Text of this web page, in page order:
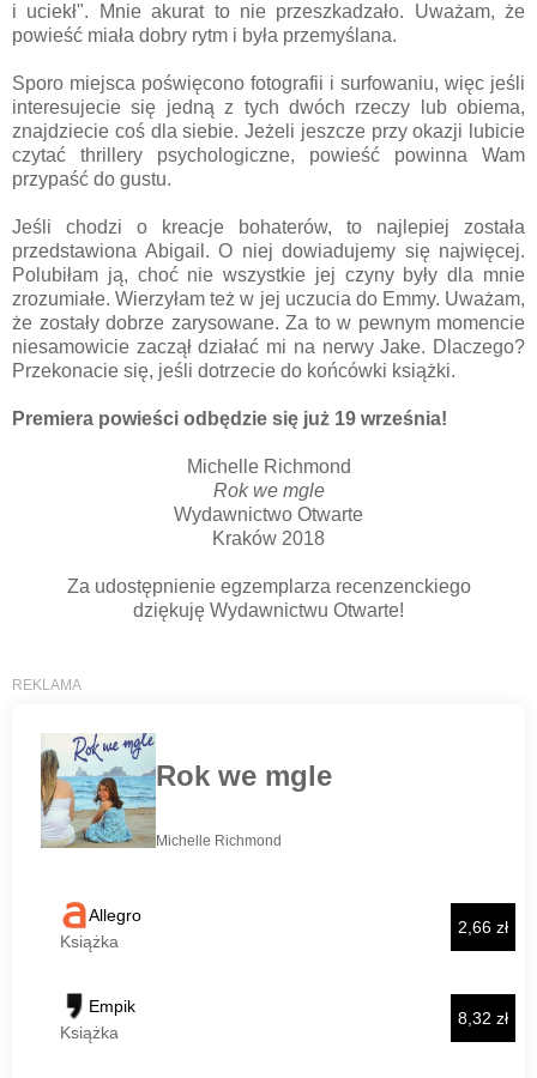
i uciekł". Mnie akurat to nie przeszkadzało. Uważam, że
powieść miała dobry rytm i była przemyślana.
Sporo miejsca poświęcono fotografii i surfowaniu, więc jeśli
interesujecie się jedną z tych dwóch rzeczy lub obiema,
znajdziecie coś dla siebie. Jeżeli jeszcze przy okazji lubicie
czytać thrillery psychologiczne, powieść powinna Wam
przypaść do gustu.
Jeśli chodzi o kreacje bohaterów, to najlepiej została
przedstawiona Abigail. O niej dowiadujemy się najwięcej.
Polubiłam ją, choć nie wszystkie jej czyny były dla mnie
zrozumiałe. Wierzyłam też w jej uczucia do Emmy. Uważam,
że zostały dobrze zarysowane. Za to w pewnym momencie
niesamowicie zaczął działać mi na nerwy Jake. Dlaczego?
Przekonacie się, jeśli dotrzecie do końcówki książki.
Premiera powieści odbędzie się już 19 września!
Michelle Richmond
Rok we mgle
Wydawnictwo Otwarte
Kraków 2018
Za udostępnienie egzemplarza recenzenckiego
dziękuję Wydawnictwu Otwarte!